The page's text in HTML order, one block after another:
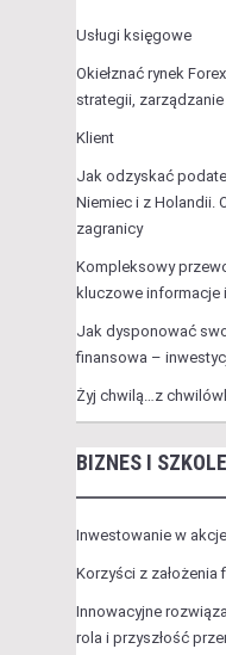
Usługi księgowe
Okiełznać rynek
strategii,
Klient
Jak odzyskać
Niemiec i z Holandii.
zagranicy
Kompleksowy
kluczowe informacje
Jak dysponować
finansowa –
Żyj chwilą…z
BIZNES I
Inwestowanie w
Korzyści z
Innowacyjne
rola i przyszłość